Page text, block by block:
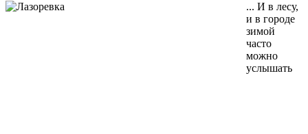
... И в лесу,
и в городе
зимой
часто
можно
услышать